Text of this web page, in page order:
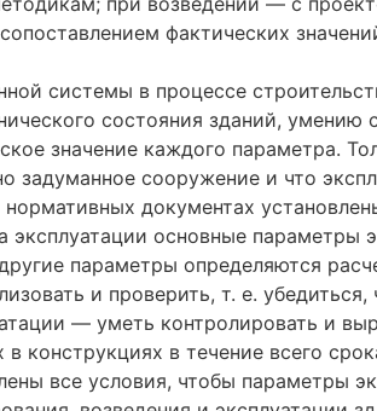
фактических
системы в процессе
состояния зданий,
значение каждого параметра.
задуманное сооружение и что
документах
эксплуатации основные параметры
другие параметры определяются
и проверить, т. е.
— уметь контролировать и
конструкциях в течение всего
все условия, чтобы параметры